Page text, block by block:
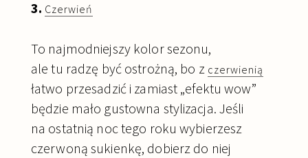
3. Czerwień
To najmodniejszy kolor sezonu,
ale tu radzę być ostrożną, bo z czerwienią
łatwo przesadzić i zamiast „efektu wow”
będzie mało gustowna stylizacja. Jeśli
na ostatnią noc tego roku wybierzesz
czerwoną sukienkę, dobierz do niej